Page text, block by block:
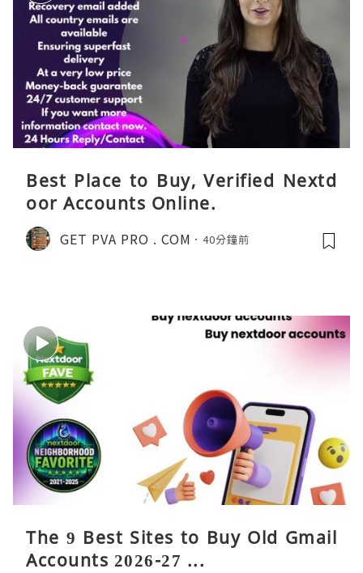
Best Place to Buy, Verified Nextd
oor Accounts Online.
GET PVA PRO . COM 40分鐘前
The 9 Best Sites to Buy Old Gmail
Accounts 2026-27 ...